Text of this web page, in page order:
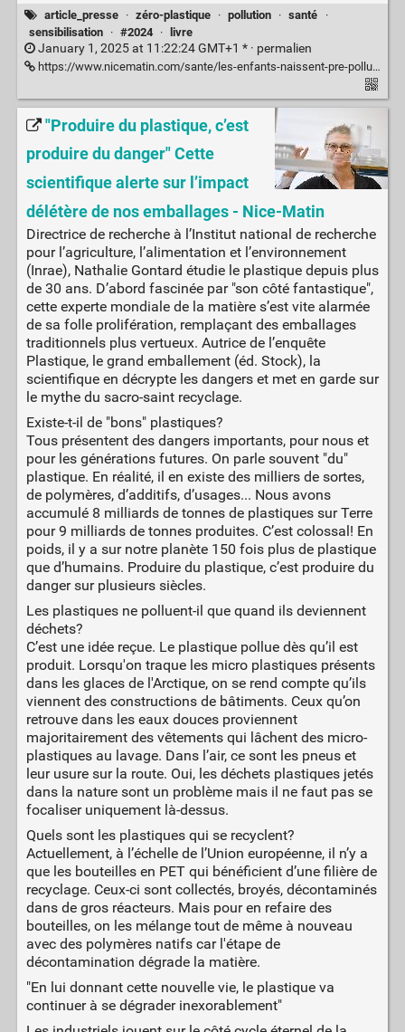
article_presse · zéro-plastique · pollution · santé
·
sensibilisation
· #2024 · livre
January 1, 2025 at 11:22:24 GMT+1 * · permalien
https://www.nicematin.com/sante/les-enfants-naissent-pre-pollues-aux-particules-de-plastique-cette-autrice-de-passage-a-nice-alerte-sur-les-ravages-du-plastique-et-propose-des-solutions-945882
"Produire du plastique, c’est
produire du danger" Cette
scientifique alerte sur l’impact
délétère de nos emballages - Nice-Matin
Directrice de recherche à l’Institut national de recherche
pour l’agriculture, l’alimentation et l’environnement
(Inrae), Nathalie Gontard étudie le plastique depuis plus
de 30 ans. D’abord fascinée par "son côté fantastique",
cette experte mondiale de la matière s’est vite alarmée
de sa folle prolifération, remplaçant des emballages
traditionnels plus vertueux. Autrice de l’enquête
Plastique, le grand emballement (éd. Stock), la
scientifique en décrypte les dangers et met en garde sur
le mythe du sacro-saint recyclage.
Existe-t-il de "bons" plastiques?
Tous présentent des dangers importants, pour nous et
pour les générations futures. On parle souvent "du"
plastique. En réalité, il en existe des milliers de sortes,
de polymères, d’additifs, d’usages... Nous avons
accumulé 8 milliards de tonnes de plastiques sur Terre
pour 9 milliards de tonnes produites. C’est colossal! En
poids, il y a sur notre planète 150 fois plus de plastique
que d’humains. Produire du plastique, c’est produire du
danger sur plusieurs siècles.
Les plastiques ne polluent-il que quand ils deviennent
déchets?
C’est une idée reçue. Le plastique pollue dès qu’il est
produit. Lorsqu'on traque les micro plastiques présents
dans les glaces de l'Arctique, on se rend compte qu’ils
viennent des constructions de bâtiments. Ceux qu’on
retrouve dans les eaux douces proviennent
majoritairement des vêtements qui lâchent des micro-
plastiques au lavage. Dans l’air, ce sont les pneus et
leur usure sur la route. Oui, les déchets plastiques jetés
dans la nature sont un problème mais il ne faut pas se
focaliser uniquement là-dessus.
Quels sont les plastiques qui se recyclent?
Actuellement, à l’échelle de l’Union européenne, il n’y a
que les bouteilles en PET qui bénéficient d’une filière de
recyclage. Ceux-ci sont collectés, broyés, décontaminés
dans de gros réacteurs. Mais pour en refaire des
bouteilles, on les mélange tout de même à nouveau
avec des polymères natifs car l'étape de
décontamination dégrade la matière.
"En lui donnant cette nouvelle vie, le plastique va
continuer à se dégrader inexorablement"